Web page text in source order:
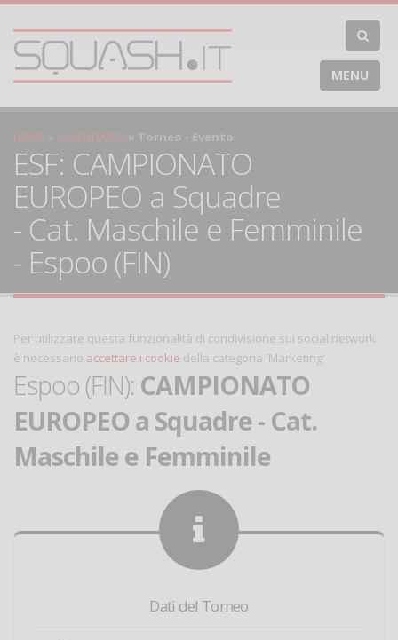
MENU
HOME CALENDARIO Torneo - Evento
ESF: CAMPIONATO
EUROPEO a Squadre
- Cat. Maschile e Femminile
- Espoo (FIN)
Per utilizzare questa funzionalità di condivisione sui social network
è necessario accettare i cookie della categoria 'Marketing'
Espoo (FIN): CAMPIONATO
EUROPEO a Squadre - Cat.
Maschile e Femminile
Dati del Torneo